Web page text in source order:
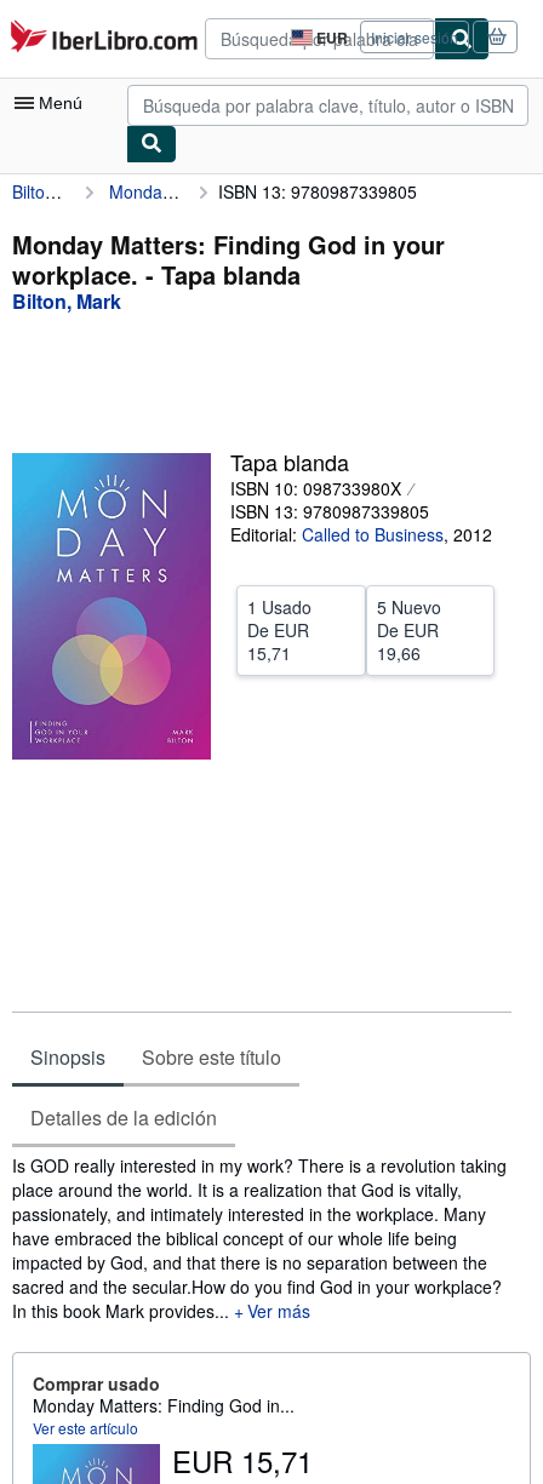
Pasar al contenido principal
IberLibro.com EUR
Preferencias
de
compra
del
Iniciar sesión
Menú
Mi cuenta
Consultar mis pedidos
Búsqueda avanzada
Vendedores
Comenzar a vender
Ayuda
Bilton, Mark Monday Matters: Finding God in your workplace. ISBN 13: 9780987339805
Monday Matters: Finding God in your
workplace. - Tapa blanda
Bilton, Mark
Tapa blanda
ISBN 10: 098733980X
ISBN 13: 9780987339805
Editorial: Called to Business, 2012
1 Usado
De EUR
15,71
5 Nuevo
De EUR
19,66
Sinopsis Sobre este título
Detalles de la edición
Sinopsis
Is GOD really interested in my work? There is a revolution taking
place around the world. It is a realization that God is vitally,
passionately, and intimately interested in the workplace. Many
have embraced the biblical concept of our whole life being
impacted by God, and that there is no separation between the
sacred and the secular.How do you find God in your workplace?
In this book Mark provides...
Ver más
Comprar usado
Monday Matters: Finding God in...
Ver este artículo
EUR 15,71